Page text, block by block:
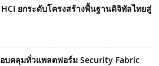
ยกระดับโครงสร้างพื้นฐานดิจิทัลไทยสู่
บคลุมทั่วแพลตฟอร์ม Security Fabric